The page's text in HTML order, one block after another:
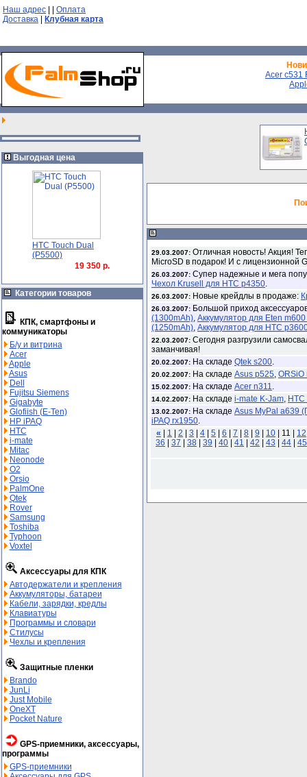
Наш адрес
Оплата
Доставка
Клубная карта
Acer с531
Выгодная цена
HTC Touch Dual
(P5500)
19 350 р.
Категории товаров
КПК, смартфоны и
коммуникаторы
Б/у и витрина
Acer
Apple
Asus
Dell
Fujitsu Siemens
Gigabyte
Glofiish (E-Ten)
HP iPAQ
HTC
i-mate
Mitac
Neonode
O2
Orsio
PalmOne
Qtek
Rover
Samsung
Toshiba
Typhoon
Voxtel
Аксессуары для КПК
Автодержатели и крепления
Аккумуляторы, батареи
Кабели, зарядки, кредлы
Клавиатуры
Программы и словари
Стилусы
Чехлы и крепления
Защитные пленки
Brando
JunLi
Just Mobile
OneXT
Pocket Nature
GPS-приемники, аксессуары,
программы
GPS-приемники
29.03.2007: Отличная новость! Акция!
MicroSD в подарок! И с лицензионной
26.03.2007: Супер надежные и мега
Чехол Krusell для HTC p4350.
26.03.2007: Новые крейдлы в продаже:
26.03.2007: Большой приход
(1300mAh), Аккумулятор для Eten
(1250mAh), Аккумулятор для HTC
22.03.2007: Сегодня разгрузили
заманчивая!
20.02.2007: На складе Qtek s200.
20.02.2007: На складе Asus p525, ORSiO
15.02.2007: На складе Acer n311.
14.02.2007: На складе i-mate K-Jam,
13.02.2007: На складе Asus MyPal a639
iPAQ rx1950.
«
1 2 3 4 5 6 7 8 9 10 11 | 12
36
37 38 39 40 41 42 43 44 45